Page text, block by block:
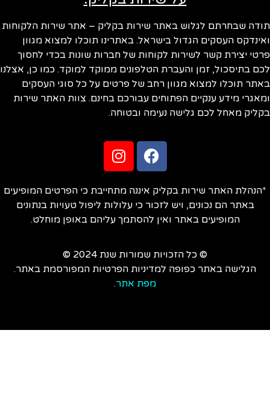
שבחרתם לגלוש באתר שירות בקליק – אתר שירות הלקוחות
העסקים הגדול בישראל. באתרינו תוכלו למצוא מגוון
יצירת קשר לשירות לקוחות של חברות שונות בכדי לחסוך
בתיסכול, זמן והעברת הטלפונים ממוקד למוקד. כמו כן, אצלנו
תוכלו למצוא מגוון רחב של פרטים על כל סוגי העסקים
מידע ענקיים הפתוחים עבורכם בחינם. צוות האתר שירות
מאחל לכם גלישה נעימה ובטוחה.
האתר שירות בקליק איננה מתחייבת כי הפרטים המופיעים
באתר הם נכונים, ויש לזכור כי עלולות ליפול טעויות בנתונים
המופיעים באתר ואין להסתמך עליהם באופן מוחלט.
© כל הזכויות שמורות שנת 2024 ©
הגלישה באתר כפופה למדיניות הפרטיות המפורסמת באתר.
מפת אתר.